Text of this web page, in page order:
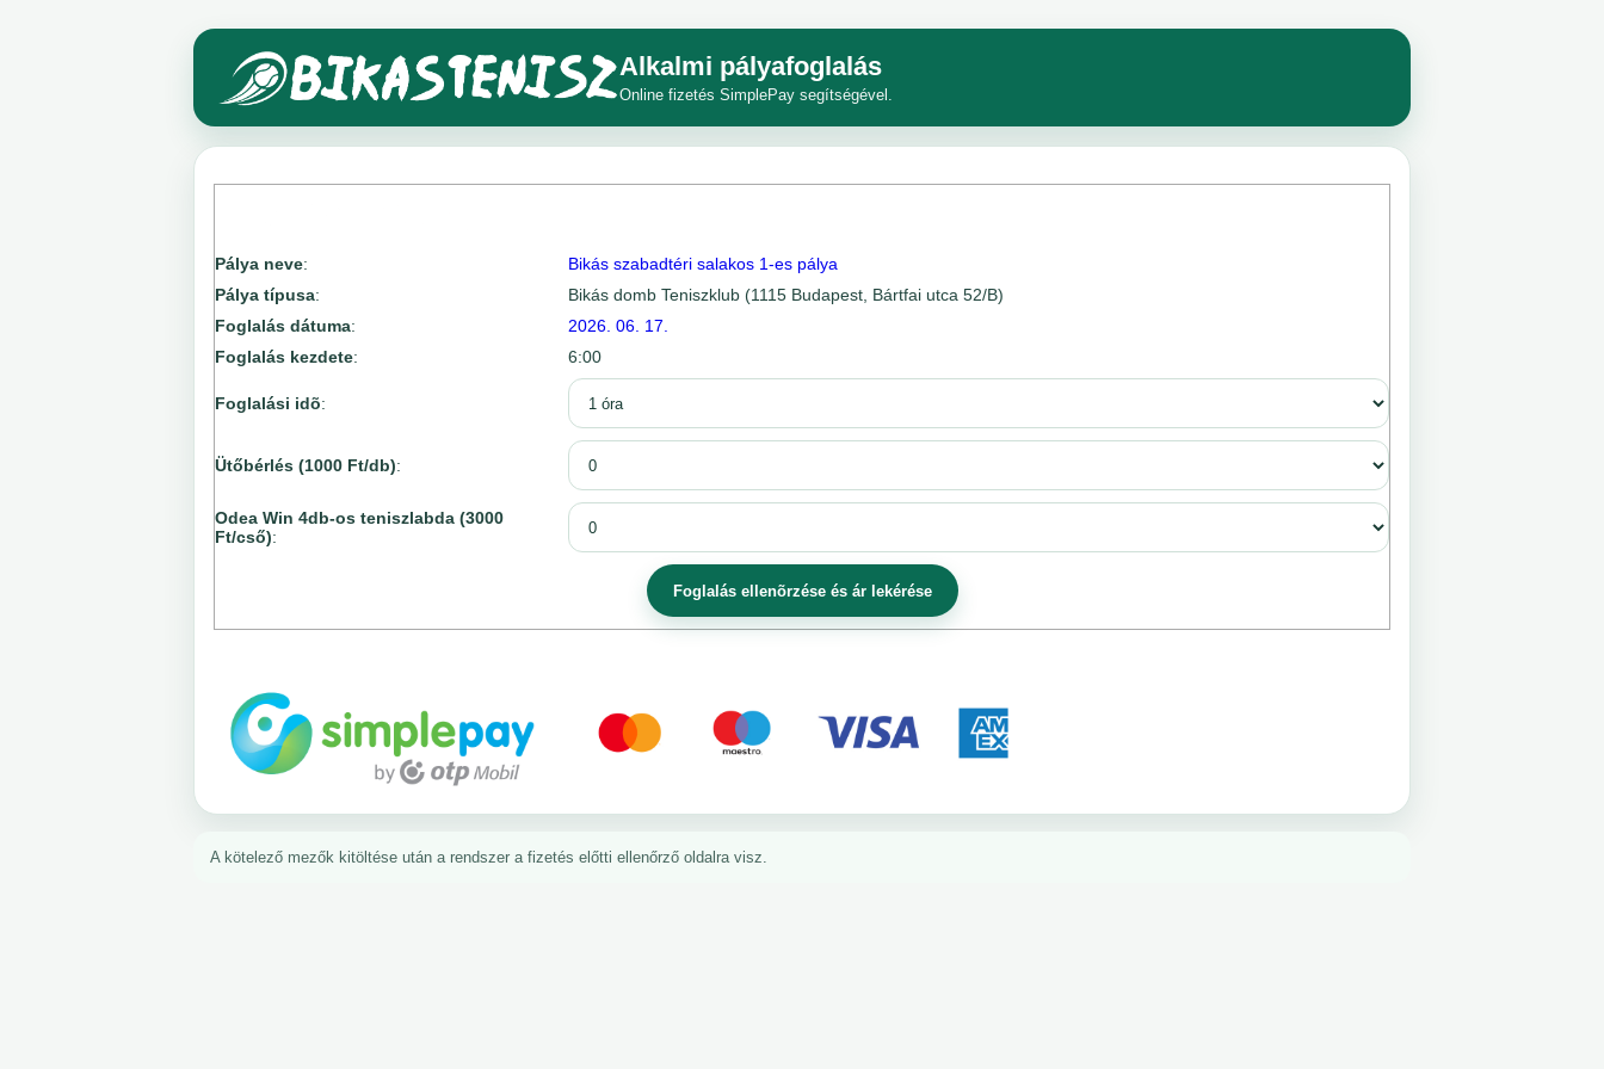
Alkalmi pályafoglalás
Online fizetés SimplePay segítségével.
Pálya neve:
Bikás szabadtéri salakos 1-es pálya
Pálya típusa:
Bikás domb Teniszklub (1115 Budapest, Bártfai utca 52/B)
Foglalás dátuma:
2026. 06. 17.
Foglalás kezdete: 6:00
Foglalási idõ:
Ütőbérlés (1000 Ft/db):
Odea Win 4db-os teniszlabda (3000
Ft/cső):
A kötelező mezők kitöltése után a rendszer a fizetés előtti ellenőrző oldalra visz.